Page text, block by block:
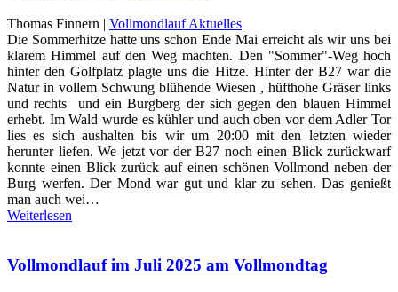
Thomas Finnern | Vollmondlauf Aktuelles
Die Sommerhitze hatte uns schon Ende Mai erreicht als wir uns bei
klarem Himmel auf den Weg machten. Den "Sommer"-Weg hoch
hinter den Golfplatz plagte uns die Hitze. Hinter der B27 war die
Natur in vollem Schwung blühende Wiesen , hüfthohe Gräser links
und rechts und ein Burgberg der sich gegen den blauen Himmel
erhebt. Im Wald wurde es kühler und auch oben vor dem Adler Tor
lies es sich aushalten bis wir um 20:00 mit den letzten wieder
herunter liefen. We jetzt vor der B27 noch einen Blick zurückwarf
konnte einen Blick zurück auf einen schönen Vollmond neben der
Burg werfen. Der Mond war gut und klar zu sehen. Das genießt
man auch wei…
Weiterlesen
Vollmondlauf im Juli 2025 am Vollmondtag